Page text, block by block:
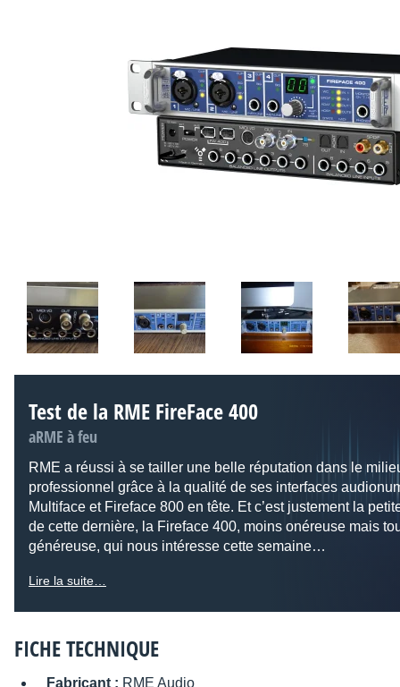
Test de la RME FireFace 400
aRME à feu
RME a réussi à se tailler une belle réputation dans le
professionnel grâce à la qualité de ses interfaces
Multiface et Fireface 800 en tête. Et c’est justement la
de cette dernière, la Fireface 400, moins onéreuse mais
généreuse, qui nous intéresse cette semaine…
Lire la suite…
FICHE TECHNIQUE
Fabricant : RME Audio